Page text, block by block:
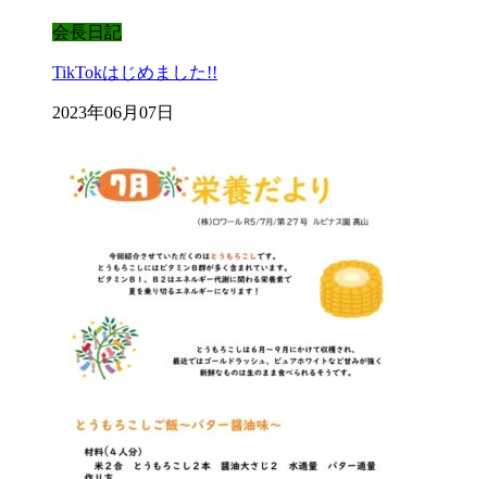
会長日記
TikTokはじめました!!
2023年06月07日